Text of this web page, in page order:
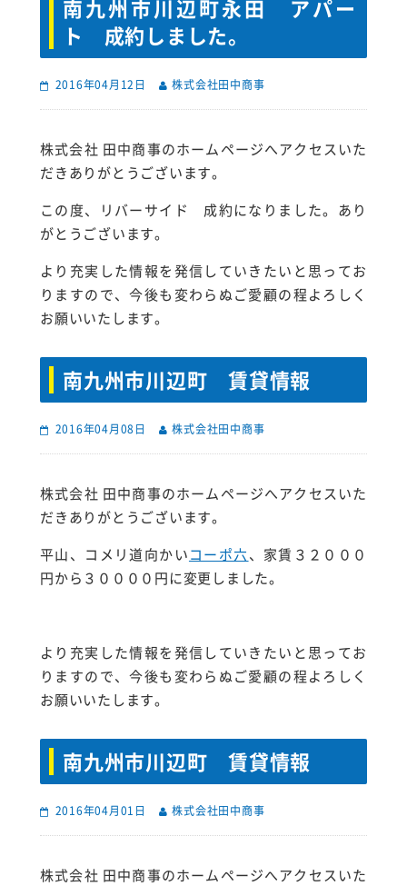
南九州市川辺町永田 アパー
ト 成約しました。
2016年04月12日 株式会社田中商事
株式会社 田中商事のホームページへアクセスいた
だきありがとうございます。
この度、リバーサイド 成約になりました。あり
がとうございます。
より充実した情報を発信していきたいと思ってお
りますので、今後も変わらぬご愛顧の程よろしく
お願いいたします。
南九州市川辺町 賃貸情報
2016年04月08日 株式会社田中商事
株式会社 田中商事のホームページへアクセスいた
だきありがとうございます。
平山、コメリ道向かいコーポ六、家賃３２０００
円から３００００円に変更しました。
より充実した情報を発信していきたいと思ってお
りますので、今後も変わらぬご愛顧の程よろしく
お願いいたします。
南九州市川辺町 賃貸情報
2016年04月01日 株式会社田中商事
株式会社 田中商事のホームページへアクセスいた